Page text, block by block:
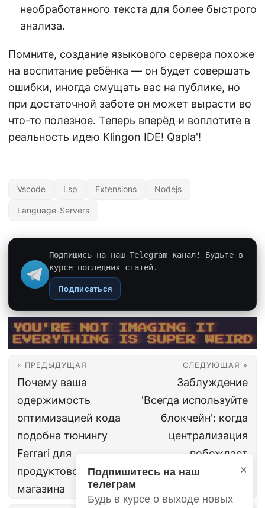
×
Подпишитесь на наш
телеграм
Будь в курсе о выходе новых
необработанного текста для более быстрого
анализа.
Помните, создание языкового сервера похоже
на воспитание ребёнка — он будет совершать
ошибки, иногда смущать вас на публике, но
при достаточной заботе он может вырасти во
что-то полезное. Теперь вперёд и воплотите в
реальность идею Klingon IDE! Qapla'!
Vscode Lsp Extensions Nodejs
Language-Servers
Подпишись на наш Telegram канал! Будьте в
курсе последних статей.
Подписаться
« ПРЕДЫДУЩАЯ
Почему ваша
одержимость
оптимизацией кода
подобна тюнингу
Ferrari для
продуктового
магазина
СЛЕДУЮЩАЯ »
Заблуждение
'Всегда используйте
блокчейн': когда
централизация
побеждает